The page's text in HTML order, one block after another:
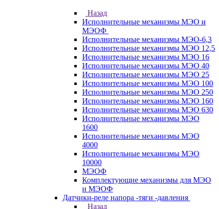
Назад
Исполнительные механизмы МЭО и
МЭОФ
Исполнительные механизмы МЭО-6,3
Исполнительные механизмы МЭО 12,5
Исполнительные механизмы МЭО 16
Исполнительные механизмы МЭО 40
Исполнительные механизмы МЭО 25
Исполнительные механизмы МЭО 100
Исполнительные механизмы МЭО 250
Исполнительные механизмы МЭО 160
Исполнительные механизмы МЭО 630
Исполнительные механизмы МЭО
1600
Исполнительные механизмы МЭО
4000
Исполнительные механизмы МЭО
10000
МЭОФ
Комплектующие механизмы для МЭО
и МЭОФ
Датчики-реле напора -тяги -давления
Назад